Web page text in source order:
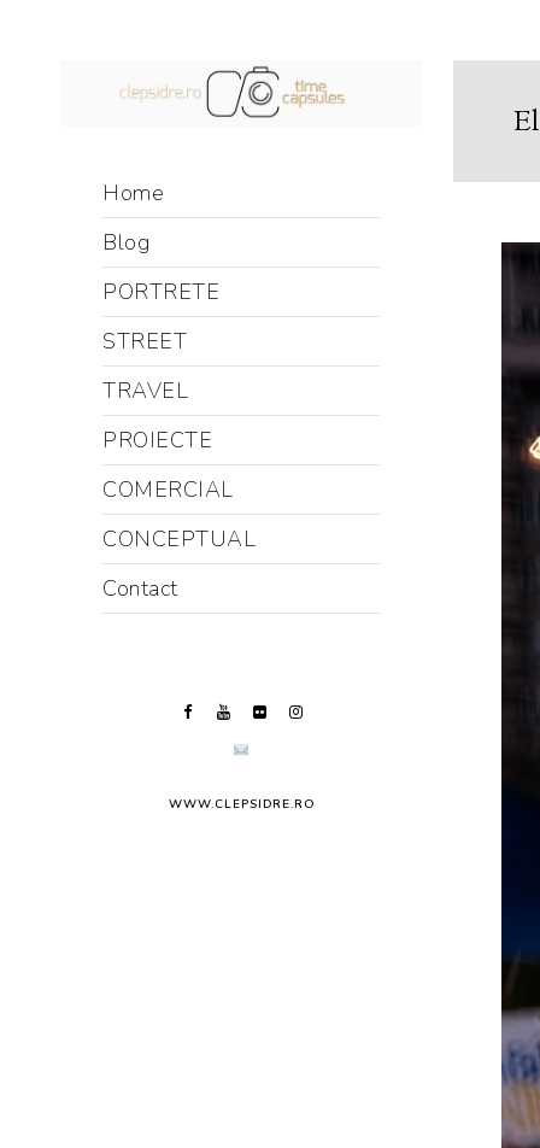
Home
Blog
PORTRETE
STREET
TRAVEL
PROIECTE
COMERCIAL
CONCEPTUAL
Contact
WWW.CLEPSIDRE.RO